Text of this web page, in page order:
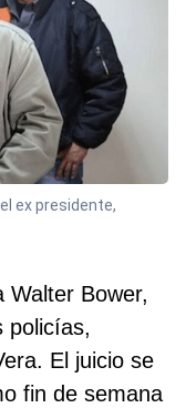
ex presidente,
Walter Bower,
policías,
El juicio se
fin de semana